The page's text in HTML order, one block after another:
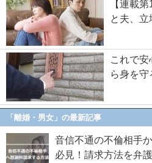
【連載
と夫、立
これで
ら身を
「離婚・男女」の最新記事
音信不通の不倫相手
必見！請求方法を弁